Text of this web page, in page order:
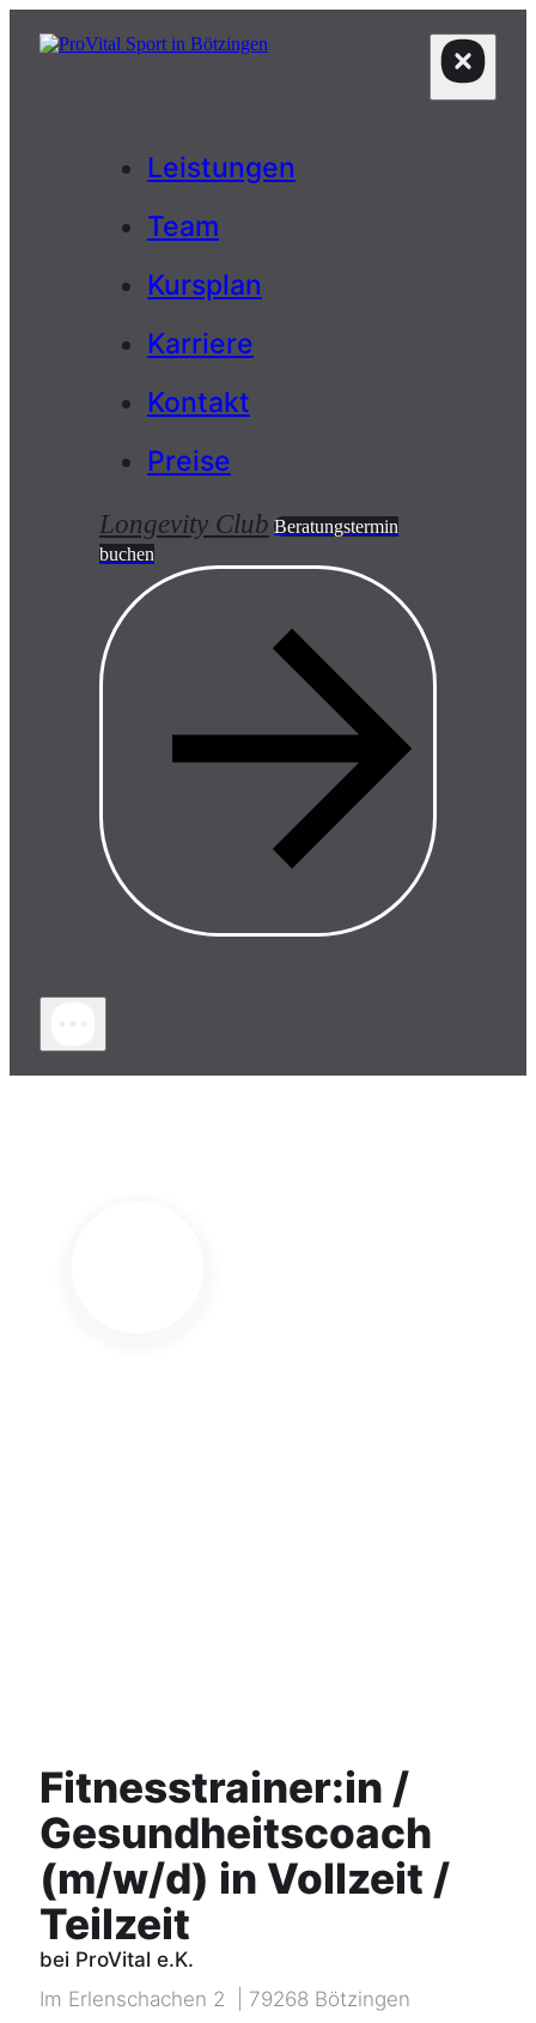
Leistungen
Team
Kursplan
Karriere
Kontakt
Preise
Longevity Club Beratungstermin
buchen
Fitnesstrainer:in /
Gesundheitscoach
(m/w/d) in Vollzeit /
Teilzeit
bei ProVital e.K.
Im Erlenschachen 2 | 79268 Bötzingen